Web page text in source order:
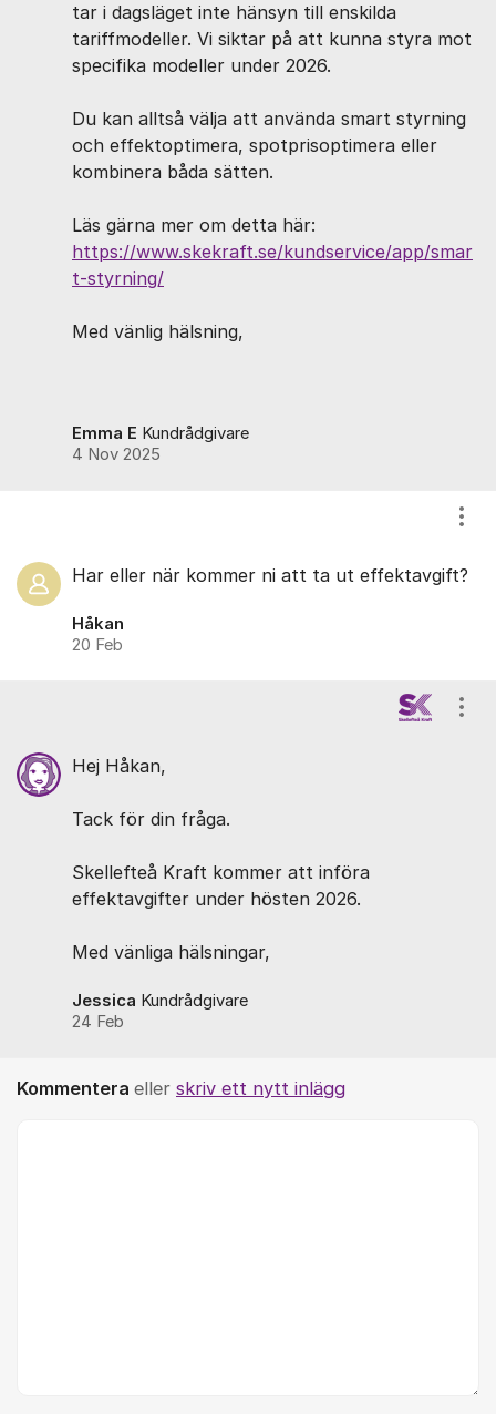
tar i dagsläget inte hänsyn till enskilda
tariffmodeller. Vi siktar på att kunna styra mot
specifika modeller under 2026.
Du kan alltså välja att använda smart styrning
och effektoptimera, spotprisoptimera eller
kombinera båda sätten.
Läs gärna mer om detta här:
https://www.skekraft.se/kundservice/app/smar
t-styrning/
Med vänlig hälsning,
Emma E Kundrådgivare
4 Nov 2025
Har eller när kommer ni att ta ut effektavgift?
Håkan
20 Feb
Hej Håkan,
Tack för din fråga.
Skellefteå Kraft kommer att införa
effektavgifter under hösten 2026.
Med vänliga hälsningar,
Jessica Kundrådgivare
24 Feb
Kommentera eller skriv ett nytt inlägg